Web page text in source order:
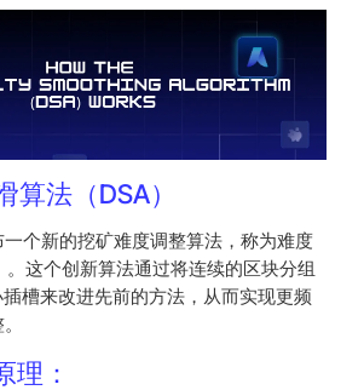
算法（DSA）
个新的挖矿难度调整算法，称为难度
这个创新算法通过将连续的区块分组
槽来改进先前的方法，从而实现更频
理：